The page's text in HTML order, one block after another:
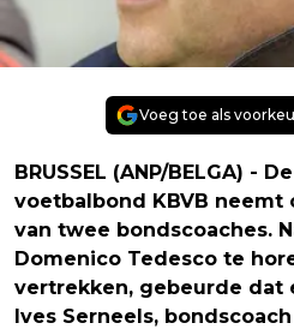
Voeg toe als
BRUSSEL (ANP/BELGA) -
voetbalbond KBVB neemt
van twee bondscoaches.
Domenico Tedesco te
vertrekken, gebeurde dat
Ives Serneels,